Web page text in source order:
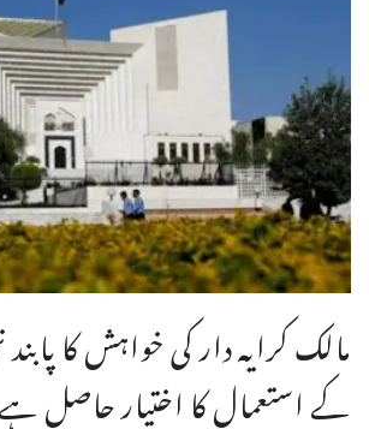
مالک کرایہ دار کی خواہش کا
کے استعمال کا اختیار حاصل